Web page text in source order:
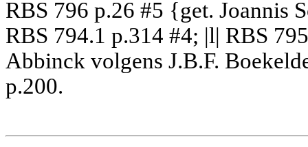
RBS 796 p.26 #5 {get. Joannis
RBS 794.1 p.314 #4; |l| RBS
Abbinck volgens J.B.F.
p.200.